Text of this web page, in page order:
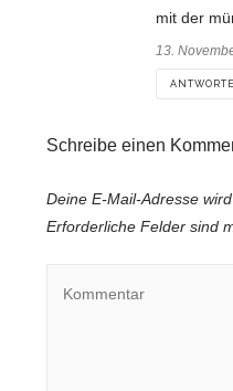
mit der
13.
Schreibe einen
Deine E-Mail-Adresse
Erforderliche Felder sind